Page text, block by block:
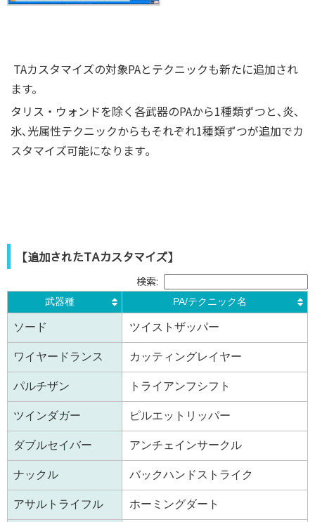
TAカスタマイズの対象PAとテクニックも新たに追加され
ます。
タリス・ウォンドを除く各武器のPAから1種類ずつと､炎､
氷､光属性テクニックからもそれぞれ1種類ずつが追加でカ
スタマイズ可能になります｡
【追加されたTAカスタマイズ】
検索:
武器種 PA/テクニック名
ソード ツイストザッパー
ワイヤードランス カッティングレイヤー
パルチザン トライアンフシフト
ツインダガー ピルエットリッパー
ダブルセイバー アンチェインサークル
ナックル バックハンドストライク
アサルトライフル ホーミングダート